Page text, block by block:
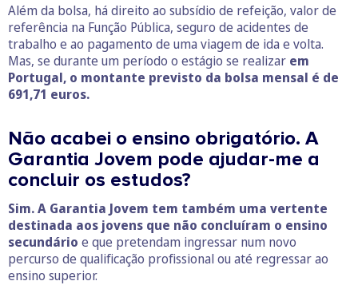
Além da bolsa, há direito ao subsídio de refeição, valor de
referência na Função Pública, seguro de acidentes de
trabalho e ao pagamento de uma viagem de ida e volta.
Mas, se durante um período o estágio se realizar em
Portugal, o montante previsto da bolsa mensal é de
691,71 euros.
Não acabei o ensino obrigatório. A
Garantia Jovem pode ajudar-me a
concluir os estudos?
Sim. A Garantia Jovem tem também uma vertente
destinada aos jovens que não concluíram o ensino
secundário e que pretendam ingressar num novo
percurso de qualificação profissional ou até regressar ao
ensino superior.